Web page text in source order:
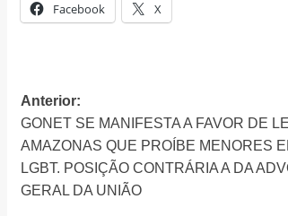
Facebook X
Navegação
de
artigos
Anterior:
GONET SE MANIFESTA A FAVOR DE
AMAZONAS QUE PROÍBE MENORES
LGBT. POSIÇÃO CONTRÁRIA A DA
GERAL DA UNIÃO